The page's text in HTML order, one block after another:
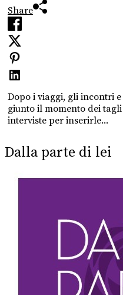
Share
Dopo i viaggi, gli incontri
giunto il momento dei
interviste per inserirle...
Dalla parte di lei